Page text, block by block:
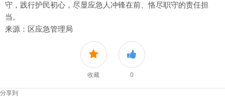
守，践行护民初心，尽显应急人冲锋在前、恪尽职守的责任担
当。
来源：区应急管理局
收藏 0
分享到